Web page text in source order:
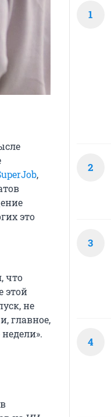
,
это
что
этой
не
главное,
1
2
3
4